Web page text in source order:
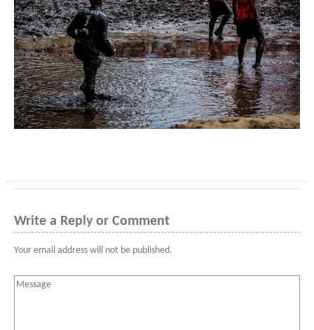
Write a Reply or Comment
Your email address will not be published.